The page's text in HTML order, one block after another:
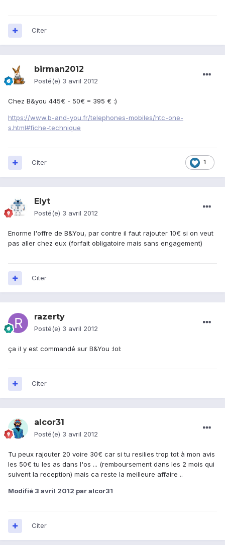
Citer
birman2012
Posté(e) 3 avril 2012
Chez B&you 445€ - 50€ = 395 € :)
https://www.b-and-you.fr/telephones-mobiles/htc-one-
s.html#fiche-technique
1
Citer
Elyt
Posté(e) 3 avril 2012
Enorme l'offre de B&You, par contre il faut rajouter 10€ si on veut
pas aller chez eux (forfait obligatoire mais sans engagement)
Citer
razerty
Posté(e) 3 avril 2012
ça il y est commandé sur B&You :lol:
Citer
alcor31
Posté(e) 3 avril 2012
Tu peux rajouter 20 voire 30€ car si tu resilies trop tot à mon avis
les 50€ tu les as dans l'os ... (remboursement dans les 2 mois qui
suivent la reception) mais ca reste la meilleure affaire ..
Modifié 3 avril 2012 par alcor31
Citer